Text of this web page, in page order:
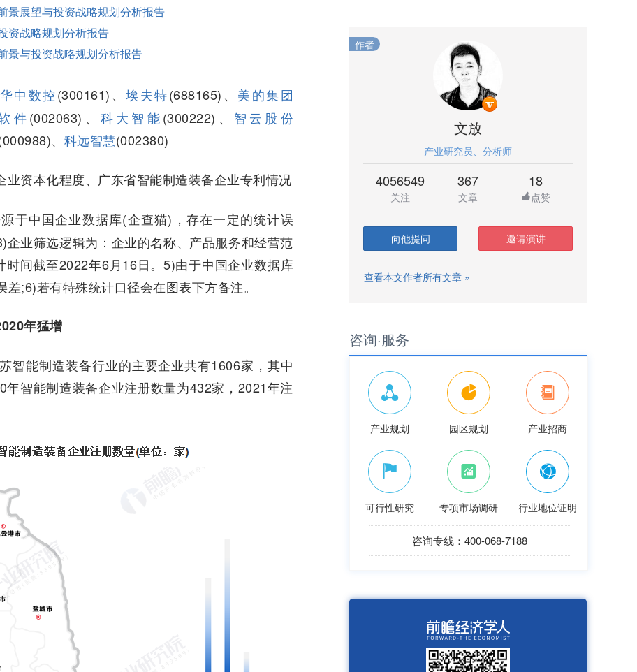
景展望与投资战略规划分析报告
资战略规划分析报告
景与投资战略规划分析报告
华中数控(300161)、 埃夫特(688165)、 美的集团
件(002063)、 科大智能(300222)、 智云股份
、 科远智慧(002380)
业资本化程度、广东省智能制造装备企业专利情况
于中国企业数据库(企查猫)，存在一定的统计误
企业筛选逻辑为：企业的名称、产品服务和经营范
时间截至2022年6月16日。5)由于中国企业数据库
;6)若有特殊统计口径会在图表下方备注。
年猛增
智能制造装备行业的主要企业共有1606家，其中
智能制造装备企业注册数量为432家，2021年注
作者
文放
产业研究员、分析师
4056549
关注
367
文章
18
点赞
向他提问 邀请演讲
查看本文作者所有文章 »
咨询·服务
产业规划 园区规划 产业招商
可行性研究 专项市场调研 行业地位证明
咨询专线：400-068-7188